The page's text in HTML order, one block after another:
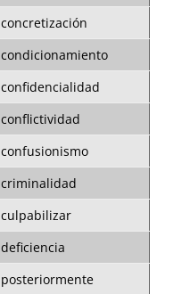
concretización
condicionamiento
confidencialidad
conflictividad
confusionismo
criminalidad
culpabilizar
deficiencia
posteriormente